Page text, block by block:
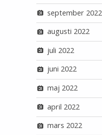
september 2022
augusti 2022
juli 2022
juni 2022
maj 2022
april 2022
mars 2022